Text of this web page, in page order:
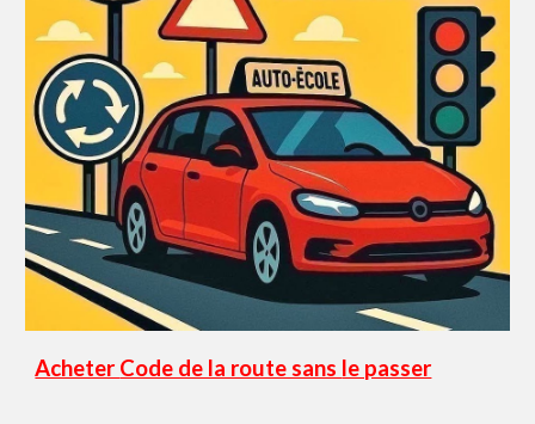
Acheter Code de la route sans le passer